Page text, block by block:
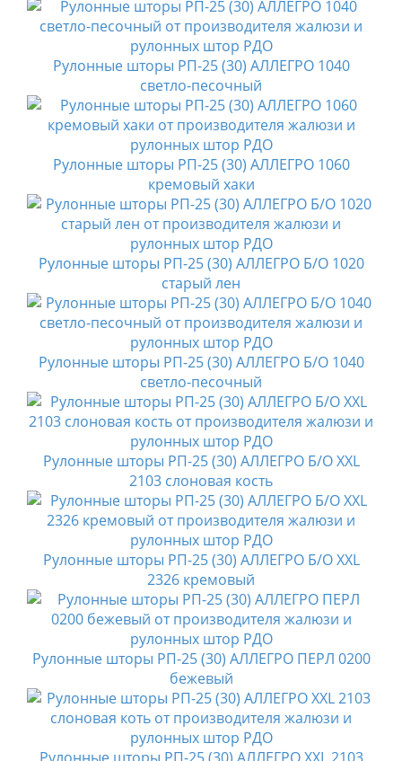
Рулонные шторы РП-25 (30) АЛЛЕГРО 1040
светло-песочный
Рулонные шторы РП-25 (30) АЛЛЕГРО 1060
кремовый хаки
Рулонные шторы РП-25 (30) АЛЛЕГРО Б/О 1020
старый лен
Рулонные шторы РП-25 (30) АЛЛЕГРО Б/О 1040
светло-песочный
Рулонные шторы РП-25 (30) АЛЛЕГРО Б/О XXL
2103 слоновая кость
Рулонные шторы РП-25 (30) АЛЛЕГРО Б/О XXL
2326 кремовый
Рулонные шторы РП-25 (30) АЛЛЕГРО ПЕРЛ 0200
бежевый
Рулонные шторы РП-25 (30) АЛЛЕГРО XXL 2103